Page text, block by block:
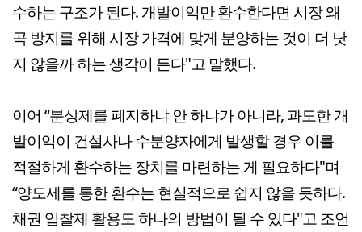
수하는 구조가 된다. 개발이익만 환수한다면 시장 왜
곡 방지를 위해 시장 가격에 맞게 분양하는 것이 더 낫
지 않을까 하는 생각이 든다"고 말했다.
이어 “분상제를 폐지하냐 안 하냐가 아니라, 과도한 개
발이익이 건설사나 수분양자에게 발생할 경우 이를
적절하게 환수하는 장치를 마련하는 게 필요하다"며
“양도세를 통한 환수는 현실적으로 쉽지 않을 듯하다.
채권 입찰제 활용도 하나의 방법이 될 수 있다"고 조언